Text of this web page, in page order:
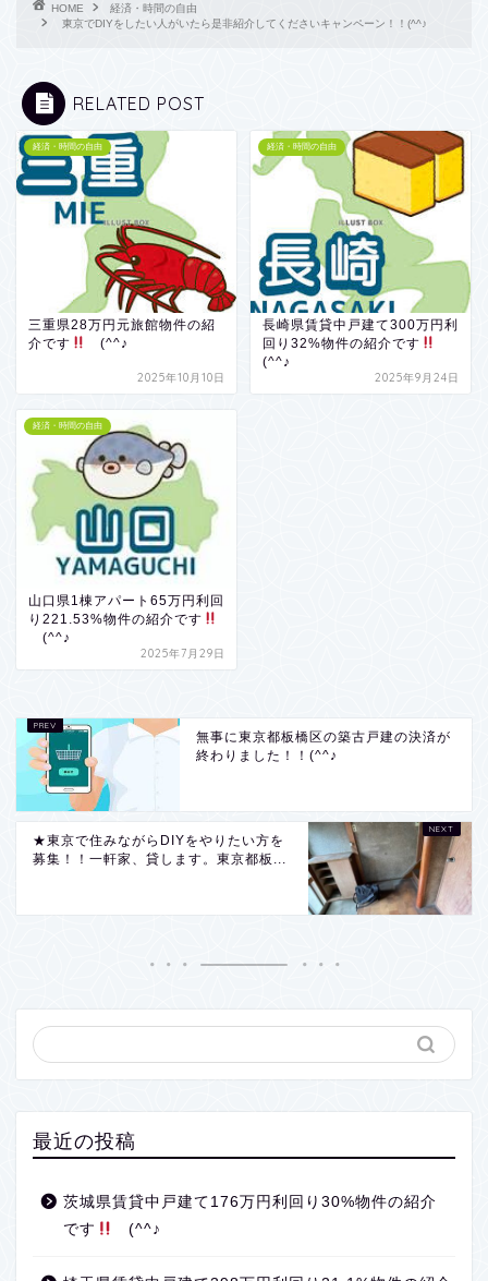
HOME
経済・時間の自由
東京でDIYをしたい人がいたら是非紹介してくださいキャンペーン！！(^^♪
RELATED POST
経済・時間の自由
三重県28万円元旅館物件の紹
介です
(^^♪
2025年10月10日
経済・時間の自由
長崎県賃貸中戸建て300万円利
回り32%物件の紹介です
(^^♪
2025年9月24日
経済・時間の自由
山口県1棟アパート65万円利回
り221.53%物件の紹介です
(^^♪
2025年7月29日
無事に東京都板橋区の築古戸建の決済が
終わりました！！(^^♪
★東京で住みながらDIYをやりたい方を
募集！！一軒家、貸します。東京都板...
最近の投稿
茨城県賃貸中戸建て176万円利回り30%物件の紹介
です
(^^♪